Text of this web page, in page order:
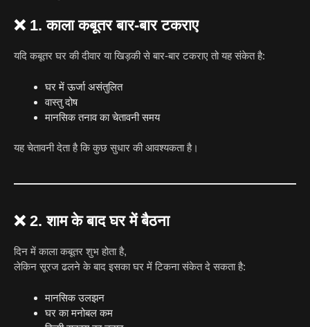
❌ 1. काला कबूतर बार-बार टकराए
यदि कबूतर घर की दीवार या खिड़की से बार-बार टकराए तो यह संकेत है:
घर में ऊर्जा असंतुलित
वास्तु दोष
मानसिक तनाव का चेतावनी समय
यह चेतावनी देता है कि कुछ सुधार की आवश्यकता है।
❌ 2. शाम के बाद घर में बैठना
दिन में काला कबूतर शुभ होता है,
लेकिन सूरज ढलने के बाद इसका घर में टिकना संकेत दे सकता है:
मानसिक उलझन
घर का मनोबल कम